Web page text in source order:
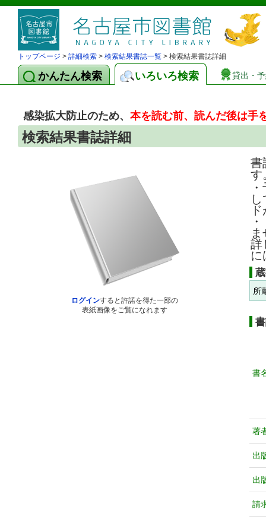
トップページ > 詳細検索 > 検索結果書誌一覧 > 検索結果書誌詳細
かんたん検索 いろいろ検索 貸出・
感染拡大防止のため、本を読む前、読んだ後は手
検索結果書誌詳細
ログインすると許諾を得た一部の
表紙画像をご覧になれます
書
す
詳
に
所
書
著
出
出
請